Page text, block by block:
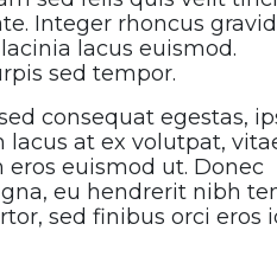
Integer rhoncus
lacus euismod.
sed tempor.
consequat egestas,
lacus at ex volutpat,
euismod ut. Donec
eu hendrerit nibh
sed finibus orci eros